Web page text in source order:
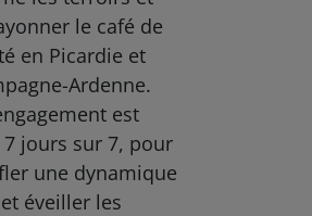
le café de
en Picardie et
Ardenne.
est
jours sur 7, pour
une dynamique
éveiller les